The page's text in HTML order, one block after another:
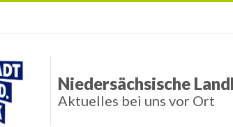
Niedersächsische
Aktuelles bei uns vor Ort